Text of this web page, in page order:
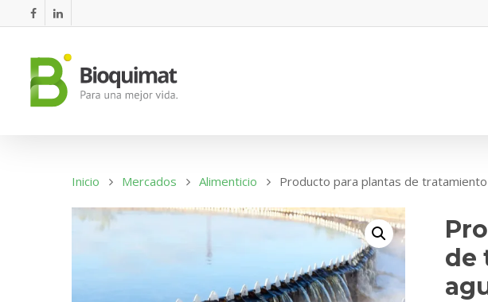
Inicio Mercados Alimenticio Producto para plantas de
de